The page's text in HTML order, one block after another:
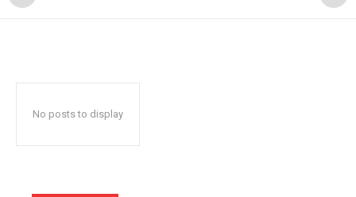
No posts to display